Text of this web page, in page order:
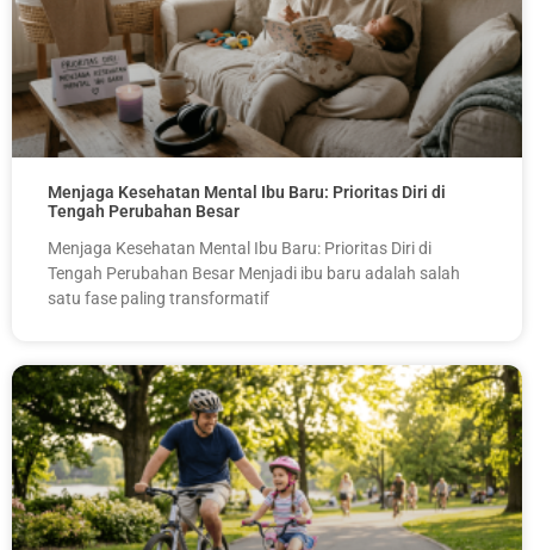
Menjaga Kesehatan Mental Ibu Baru: Prioritas Diri di
Tengah Perubahan Besar
Menjaga Kesehatan Mental Ibu Baru: Prioritas Diri di
Tengah Perubahan Besar Menjadi ibu baru adalah salah
satu fase paling transformatif